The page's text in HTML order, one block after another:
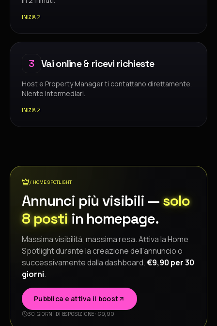
INIZIA
3 Vai online & ricevi richieste
Host e Property Manager ti contattano direttamente.
Niente intermediari.
INIZIA
/ HOME SPOTLIGHT
Annunci più visibili —solo
8 posti in homepage.
Massima visibilità, massima resa. Attiva la Home
Spotlight durante la creazione dell'annuncio o
successivamente dalla dashboard.€9,90 per 30
giorni.
Pubblica e attiva il boost
30 GIORNI DI ESPOSIZIONE · €9,90